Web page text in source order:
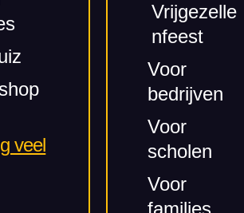
veel
Vrijgezelle
nfeest
Voor
bedrijven
Voor
scholen
Voor
families